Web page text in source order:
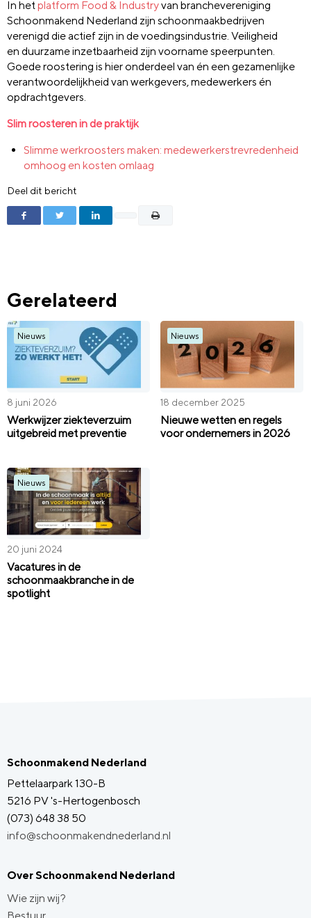
In hetplatform Food & Industryvan branchevereniging
Schoonmakend Nederland zijn schoonmaakbedrijven
verenigd die actief zijn in de voedingsindustrie. Veiligheid
en duurzame inzetbaarheid zijn voorname speerpunten.
Goede roostering is hier onderdeel van én een gezamenlijke
verantwoordelijkheid van werkgevers, medewerkers én
opdrachtgevers.
Slim roosteren in de praktijk
Slimme werkroosters maken: medewerkerstrevredenheid
omhoog en kosten omlaag
Deel dit bericht
Gerelateerd
Nieuws
8 juni 2026
Werkwijzer ziekteverzuim
uitgebreid met preventie
Nieuws
18 december 2025
Nieuwe wetten en regels
voor ondernemers in 2026
Nieuws
20 juni 2024
Vacatures in de
schoonmaakbranche in de
spotlight
Schoonmakend Nederland
Pettelaarpark 130-B
5216 PV 's-Hertogenbosch
(073) 648 38 50
info@schoonmakendnederland.nl
Over Schoonmakend Nederland
Wie zijn wij?